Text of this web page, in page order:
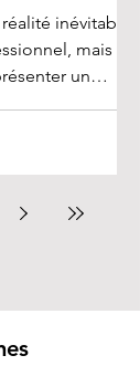
inévitable
mais
un